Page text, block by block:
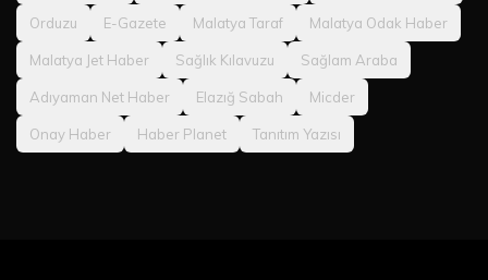
Orduzu E-Gazete Malatya Taraf Malatya Odak Haber
Malatya Jet Haber Sağlık Kılavuzu Sağlam Araba
Adıyaman Net Haber Elazığ Sabah Micder
Onay Haber Haber Planet Tanıtım Yazısı